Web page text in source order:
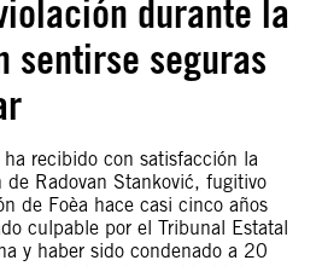
durante la
sentirse seguras
recibido con satisfacción la
Radovan Stanković, fugitivo
de Foèa hace casi cinco años
culpable por el Tribunal Estatal
y haber sido condenado a 20